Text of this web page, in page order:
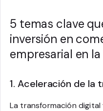
5 temas clave
inversión en
empresarial en
1. Aceleración de la
La transformación